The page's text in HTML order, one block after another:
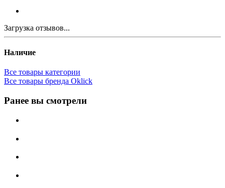
Загрузка отзывов...
Наличие
Все товары категории
Все товары бренда Oklick
Ранее вы смотрели